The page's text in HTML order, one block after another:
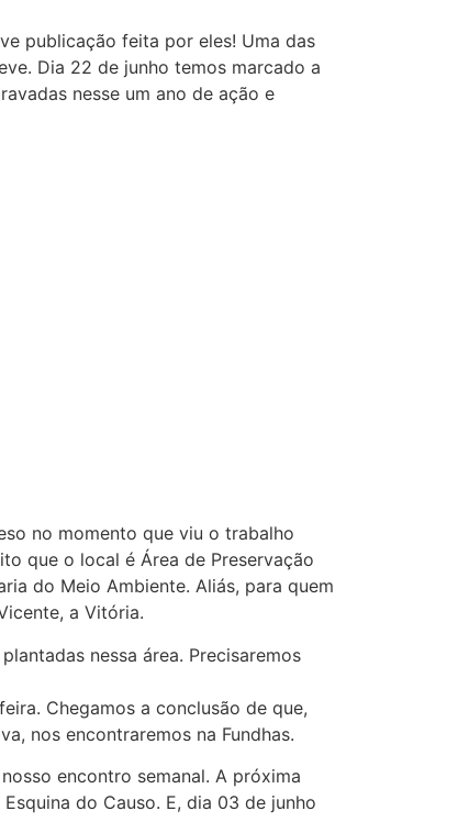
publicação feita por eles! Uma das
Dia 22 de junho temos marcado a
nesse um ano de ação e
no momento que viu o trabalho
que o local é Área de Preservação
do Meio Ambiente. Aliás, para quem
a Vitória.
nessa área. Precisaremos
Chegamos a conclusão de que,
nos encontraremos na Fundhas.
encontro semanal. A próxima
do Causo. E, dia 03 de junho